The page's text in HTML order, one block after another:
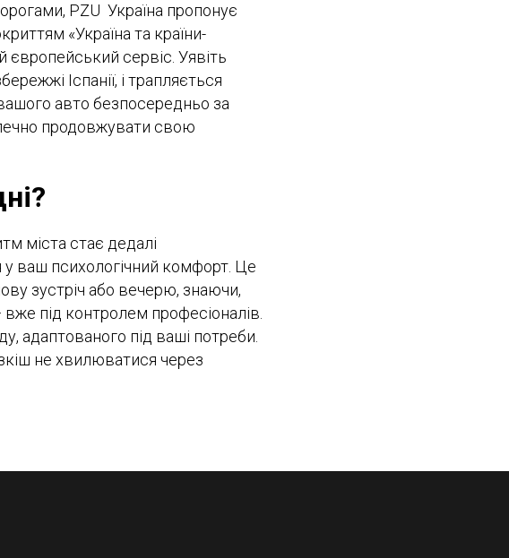
PZU Україна пропонує
«Україна та країни-
європейський сервіс. Уявіть
Іспанії, і трапляється
авто безпосередньо за
продовжувати свою
міста стає дедалі
ваш психологічний комфорт. Це
зустріч або вечерю, знаючи,
під контролем професіоналів.
адаптованого під ваші потреби.
не хвилюватися через